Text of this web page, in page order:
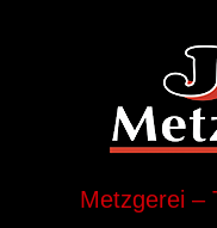
Metzgerei –